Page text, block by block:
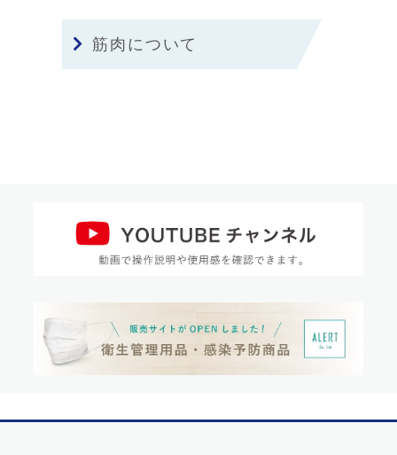
筋肉について